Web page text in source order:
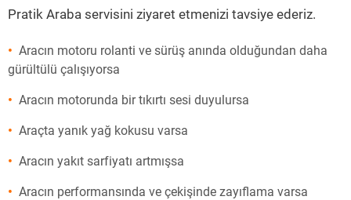
Pratik Araba servisini ziyaret etmenizi tavsiye ederiz.
Aracın motoru rolanti ve sürüş anında olduğundan daha
gürültülü çalışıyorsa
Aracın motorunda bir tıkırtı sesi duyulursa
Araçta yanık yağ kokusu varsa
Aracın yakıt sarfiyatı artmışsa
Aracın performansında ve çekişinde zayıflama varsa